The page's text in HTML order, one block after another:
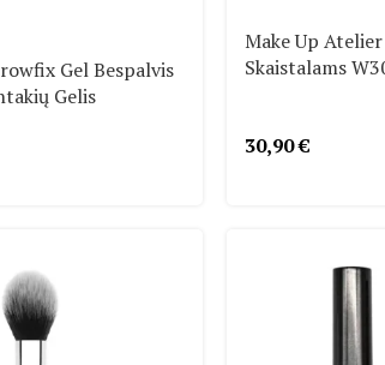
Gel Bespalvis
Gelis
Make Up
Skaistalams
30,90€